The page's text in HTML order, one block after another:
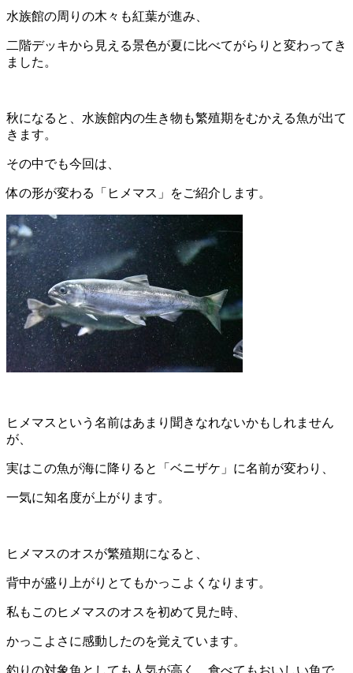
水族館の周りの木々も紅葉が進み、
二階デッキから見 える景色が夏に比べてがらりと変わってき
ました。
秋になると、水族館内の生き物も繁殖期をむかえる魚が出て
きます。
その中でも今回は、
体の形が変わる「ヒメマス」をご紹介します。
ヒメマスとい う名前はあまり聞きなれないかもしれません
が、
実はこの魚が海に 降りると「ベニザケ」に名前が変わり、
一気に知名度が上がります。
ヒメマスのオスが繁殖期になると、
背中が盛り上がりとてもかっ こよくなります。
私もこのヒメマスのオスを初めて見た時、
かっこ よさに感動したのを覚えています。
釣りの対象魚としても人気が高 く、食べてもおいしい魚で